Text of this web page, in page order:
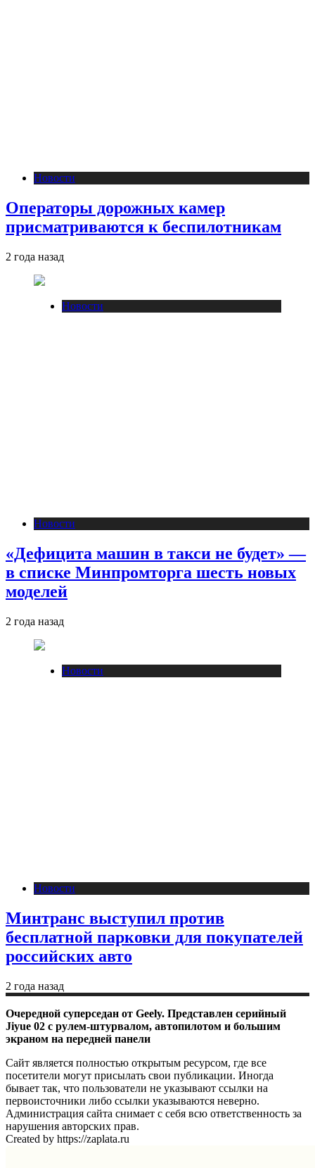
Новости
Операторы дорожных камер
присматриваются к беспилотникам
2 года назад
Новости
Новости
«Дефицита машин в такси не будет» —
в списке Минпромторга шесть новых
моделей
2 года назад
Новости
Новости
Минтранс выступил против
бесплатной парковки для покупателей
российских авто
2 года назад
Очередной суперседан от Geely. Представлен серийный
Jiyue 02 с рулем-штурвалом, автопилотом и большим
экраном на передней панели
Сайт является полностью открытым ресурсом, где все
посетители могут присылать свои публикации. Иногда
бывает так, что пользователи не указывают ссылки на
первоисточники либо ссылки указываются неверно.
Администрация сайта снимает с себя всю ответственность за
нарушения авторских прав.
Created by https://zaplata.ru